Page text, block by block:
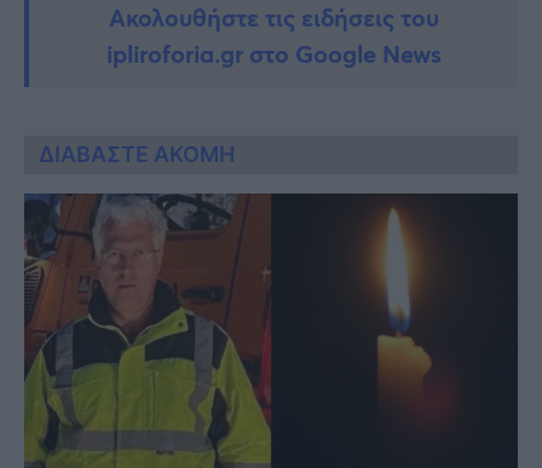
Ακολουθήστε τις ειδήσεις του
ipliroforia.gr στο Google News
ΔΙΑΒΑΣΤΕ ΑΚΟΜΗ